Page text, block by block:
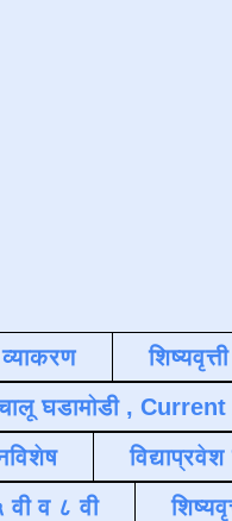
व्याकरण
घडामोडी ,
वी व ८ वी